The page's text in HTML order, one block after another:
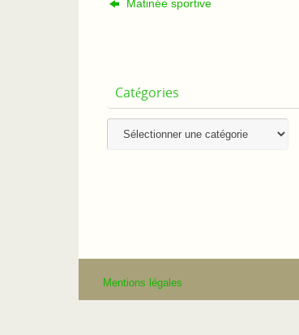
Matinée sportive
Catégories
Mentions légales